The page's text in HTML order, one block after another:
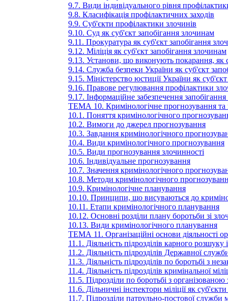
9.7. Види індивідуального рівня
9.8. Класифікація профілактичних заходів
9.9. Суб'єкти профілактики злочинів
9.10. Суд як суб'єкт запобігання злочинам
9.11. Прокуратура як суб'єкт запобігання
9.12. Міліція як суб'єкт запобігання злочинам
9.13. Установи, що виконують покарання, як
9.14. Служба безпеки України як суб'єкт
9.15. Міністерство юстиції України як
9.16. Правове регулювання профілактики
9.17. Інформаційне забезпечення
ТЕМА 10. Кримінологічне прогнозування та
10.1. Поняття кримінологічного
10.2. Вимоги до джерел прогнозування
10.3. Завдання кримінологічного
10.4. Види кримінологічного прогнозування
10.5. Види прогнозування злочинності
10.6. Індивідуальне прогнозування
10.7. Значення кримінологічного
10.8. Методи кримінологічного
10.9. Кримінологічне планування
10.10. Принципи, що висуваються до
10.11. Етапи кримінологічного планування
10.12. Основні розділи плану боротьби зі
10.13. Види кримінологічного планування
ТЕМА 11. Організаційні основи діяльності
11.1. Діяльність підрозділів карного розшуку
11.2. Діяльність підрозділів Державної
11.3. Діяльність підрозділів по боротьбі з
11.4. Діяльність підрозділів кримінальної
11.5. Підрозділи по боротьбі з
11.6. Дільничні інспектори міліції як
11.7. Підрозділи патрульно-постової служби